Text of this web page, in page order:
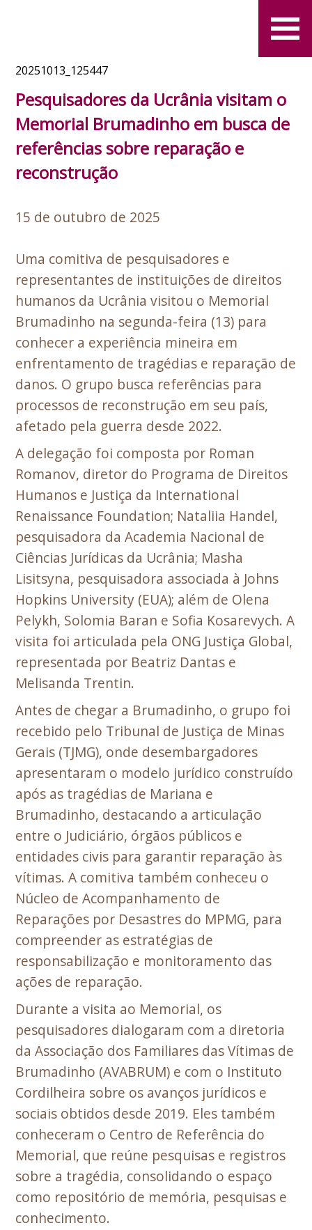
20251013_125447
Pesquisadores da Ucrânia visitam o
Memorial Brumadinho em busca de
referências sobre reparação e
reconstrução
15 de outubro de 2025
Uma comitiva de pesquisadores e
representantes de instituições de direitos
humanos da Ucrânia visitou o Memorial
Brumadinho na segunda-feira (13) para
conhecer a experiência mineira em
enfrentamento de tragédias e reparação de
danos. O grupo busca referências para
processos de reconstrução em seu país,
afetado pela guerra desde 2022.
A delegação foi composta por Roman
Romanov, diretor do Programa de Direitos
Humanos e Justiça da International
Renaissance Foundation; Nataliia Handel,
pesquisadora da Academia Nacional de
Ciências Jurídicas da Ucrânia; Masha
Lisitsyna, pesquisadora associada à Johns
Hopkins University (EUA); além de Olena
Pelykh, Solomia Baran e Sofia Kosarevych. A
visita foi articulada pela ONG Justiça Global,
representada por Beatriz Dantas e
Melisanda Trentin.
Antes de chegar a Brumadinho, o grupo foi
recebido pelo Tribunal de Justiça de Minas
Gerais (TJMG), onde desembargadores
apresentaram o modelo jurídico construído
após as tragédias de Mariana e
Brumadinho, destacando a articulação
entre o Judiciário, órgãos públicos e
entidades civis para garantir reparação às
vítimas. A comitiva também conheceu o
Núcleo de Acompanhamento de
Reparações por Desastres do MPMG, para
compreender as estratégias de
responsabilização e monitoramento das
ações de reparação.
Durante a visita ao Memorial, os
pesquisadores dialogaram com a diretoria
da Associação dos Familiares das Vítimas de
Brumadinho (AVABRUM) e com o Instituto
Cordilheira sobre os avanços jurídicos e
sociais obtidos desde 2019. Eles também
conheceram o Centro de Referência do
Memorial, que reúne pesquisas e registros
sobre a tragédia, consolidando o espaço
como repositório de memória, pesquisas e
conhecimento.